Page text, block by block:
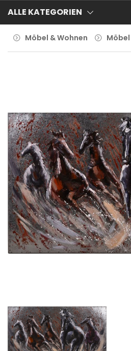
ALLE KATEGORIEN
Möbel & Wohnen Möbel